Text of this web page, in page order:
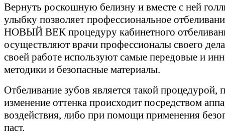
Вернуть роскошную белизну и вместе с ней
улыбку позволяет профессиональное
НОВЫЙ ВЕК процедуру кабинетного
осуществляют врачи профессионалы своего
своей работе используют самые передовые и
методики и безопасные материалы.
Отбеливание зубов является такой процедурой,
изменение оттенка происходит посредством
воздействия, либо при помощи применения
паст.